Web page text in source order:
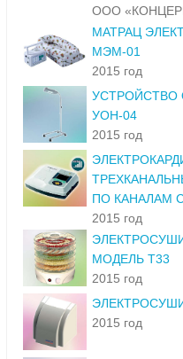
ООО
МАТРАЦ
МЭМ-01
2015 год
УСТРОЙСТВО
УОН-04
2015 год
ПО КАНАЛАМ
2015 год
МОДЕЛЬ Т33
2015 год
2015 год